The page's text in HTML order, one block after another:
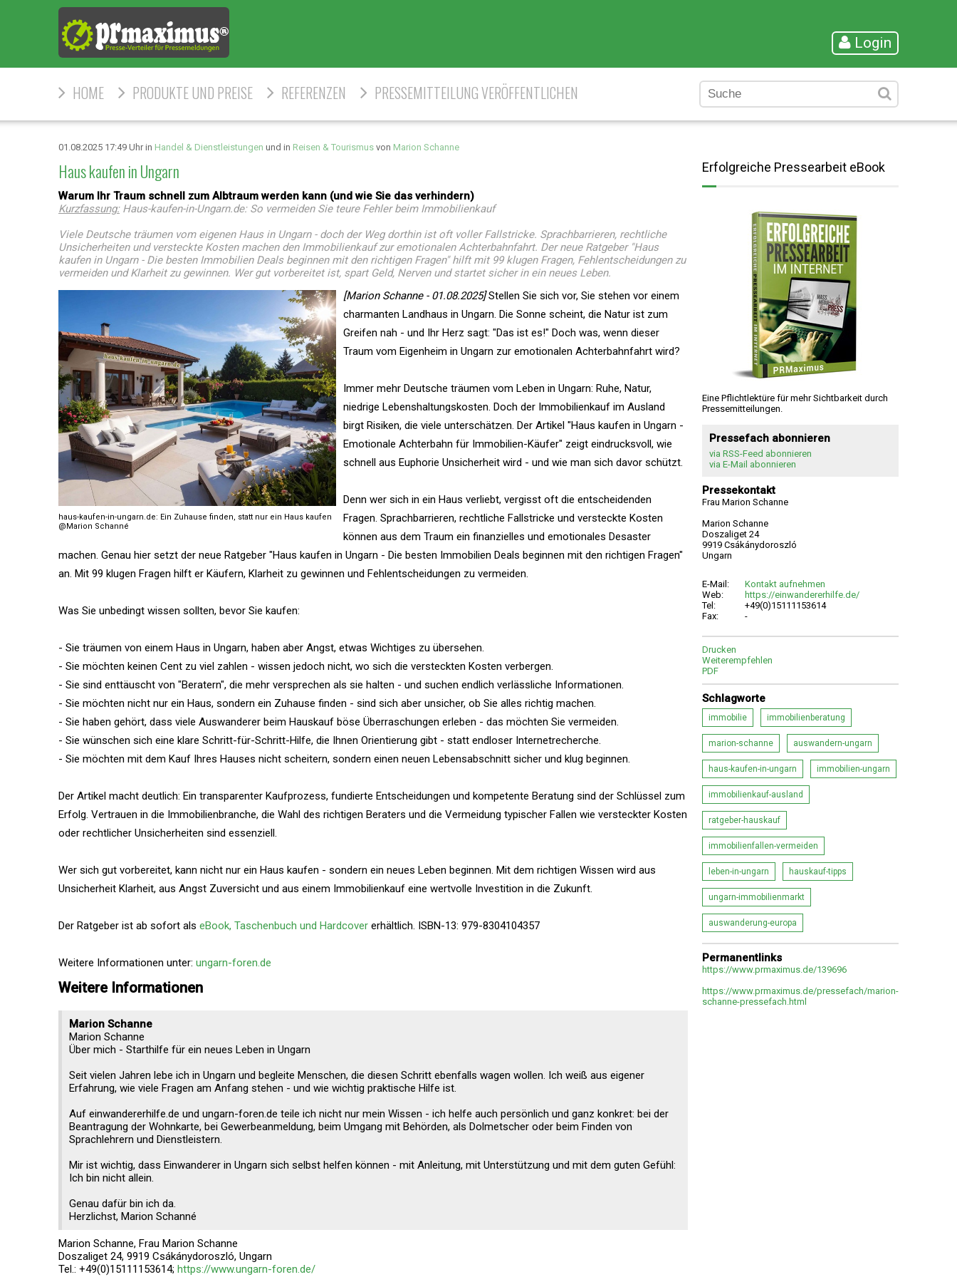
Login
HOME PRODUKTE UND PREISE REFERENZEN PRESSEMITTEILUNG VERÖFFENTLICHEN
01.08.2025 17:49 Uhr in Handel & Dienstleistungen und in Reisen & Tourismus von Marion Schanne
Haus kaufen in Ungarn
Warum Ihr Traum schnell zum Albtraum werden kann (und wie Sie das verhindern)
Kurzfassung:Haus-kaufen-in-Ungarn.de: So vermeiden Sie teure Fehler beim Immobilienkauf
Viele Deutsche träumen vom eigenen Haus in Ungarn - doch der Weg dorthin ist oft voller Fallstricke. Sprachbarrieren, rechtliche
Unsicherheiten und versteckte Kosten machen den Immobilienkauf zur emotionalen Achterbahnfahrt. Der neue Ratgeber "Haus
kaufen in Ungarn - Die besten Immobilien Deals beginnen mit den richtigen Fragen" hilft mit 99 klugen Fragen, Fehlentscheidungen zu
vermeiden und Klarheit zu gewinnen. Wer gut vorbereitet ist, spart Geld, Nerven und startet sicher in ein neues Leben.
haus-kaufen-in-ungarn.de: Ein Zuhause finden, statt nur ein Haus kaufen
@Marion Schanné
[Marion Schanne - 01.08.2025]Stellen Sie sich vor, Sie stehen vor einem
charmanten Landhaus in Ungarn. Die Sonne scheint, die Natur ist zum
Greifen nah - und Ihr Herz sagt: "Das ist es!" Doch was, wenn dieser
Traum vom Eigenheim in Ungarn zur emotionalen Achterbahnfahrt wird?
Immer mehr Deutsche träumen vom Leben in Ungarn: Ruhe, Natur,
niedrige Lebenshaltungskosten. Doch der Immobilienkauf im Ausland
birgt Risiken, die viele unterschätzen. Der Artikel "Haus kaufen in Ungarn -
Emotionale Achterbahn für Immobilien-Käufer" zeigt eindrucksvoll, wie
schnell aus Euphorie Unsicherheit wird - und wie man sich davor schützt.
Denn wer sich in ein Haus verliebt, vergisst oft die entscheidenden
Fragen. Sprachbarrieren, rechtliche Fallstricke und versteckte Kosten
können aus dem Traum ein finanzielles und emotionales Desaster
machen. Genau hier setzt der neue Ratgeber "Haus kaufen in Ungarn - Die besten Immobilien Deals beginnen mit den richtigen Fragen"
an. Mit 99 klugen Fragen hilft er Käufern, Klarheit zu gewinnen und Fehlentscheidungen zu vermeiden.
Was Sie unbedingt wissen sollten, bevor Sie kaufen:
- Sie träumen von einem Haus in Ungarn, haben aber Angst, etwas Wichtiges zu übersehen.
- Sie möchten keinen Cent zu viel zahlen - wissen jedoch nicht, wo sich die versteckten Kosten verbergen.
- Sie sind enttäuscht von "Beratern", die mehr versprechen als sie halten - und suchen endlich verlässliche Informationen.
- Sie möchten nicht nur ein Haus, sondern ein Zuhause finden - sind sich aber unsicher, ob Sie alles richtig machen.
- Sie haben gehört, dass viele Auswanderer beim Hauskauf böse Überraschungen erleben - das möchten Sie vermeiden.
- Sie wünschen sich eine klare Schritt-für-Schritt-Hilfe, die Ihnen Orientierung gibt - statt endloser Internetrecherche.
- Sie möchten mit dem Kauf Ihres Hauses nicht scheitern, sondern einen neuen Lebensabschnitt sicher und klug beginnen.
Der Artikel macht deutlich: Ein transparenter Kaufprozess, fundierte Entscheidungen und kompetente Beratung sind der Schlüssel zum
Erfolg. Vertrauen in die Immobilienbranche, die Wahl des richtigen Beraters und die Vermeidung typischer Fallen wie versteckter Kosten
oder rechtlicher Unsicherheiten sind essenziell.
Wer sich gut vorbereitet, kann nicht nur ein Haus kaufen - sondern ein neues Leben beginnen. Mit dem richtigen Wissen wird aus
Unsicherheit Klarheit, aus Angst Zuversicht und aus einem Immobilienkauf eine wertvolle Investition in die Zukunft.
Der Ratgeber ist ab sofort als eBook, Taschenbuch und Hardcover erhältlich. ISBN-13: ‎979-8304104357
Weitere Informationen unter: ungarn-foren.de
Weitere Informationen
Marion Schanne
Marion Schanne
Über mich - Starthilfe für ein neues Leben in Ungarn
Seit vielen Jahren lebe ich in Ungarn und begleite Menschen, die diesen Schritt ebenfalls wagen wollen. Ich weiß aus eigener
Erfahrung, wie viele Fragen am Anfang stehen - und wie wichtig praktische Hilfe ist.
Auf einwandererhilfe.de und ungarn-foren.de teile ich nicht nur mein Wissen - ich helfe auch persönlich und ganz konkret: bei der
Beantragung der Wohnkarte, bei Gewerbeanmeldung, beim Umgang mit Behörden, als Dolmetscher oder beim Finden von
Sprachlehrern und Dienstleistern.
Mir ist wichtig, dass Einwanderer in Ungarn sich selbst helfen können - mit Anleitung, mit Unterstützung und mit dem guten Gefühl:
Ich bin nicht allein.
Genau dafür bin ich da.
Herzlichst, Marion Schanné
Marion Schanne, Frau Marion Schanne
Doszaliget 24, 9919 Csákánydoroszló, Ungarn
Tel.: +49(0)15111153614; https://www.ungarn-foren.de/
Erfolgreiche Pressearbeit eBook
Eine Pflichtlektüre für mehr Sichtbarkeit durch
Pressemitteilungen.
Pressefach abonnieren
via RSS-Feed abonnieren
via E-Mail abonnieren
Pressekontakt
Frau Marion Schanne
Marion Schanne
Doszaliget 24
9919 Csákánydoroszló
Ungarn
E-Mail:
Kontakt aufnehmen
Web:
https://einwandererhilfe.de/
Tel:
+49(0)15111153614
Fax:
-
Drucken
Weiterempfehlen
PDF
Schlagworte
immobilie immobilienberatung
marion-schanne auswandern-ungarn
haus-kaufen-in-ungarn immobilien-ungarn
immobilienkauf-ausland
ratgeber-hauskauf
immobilienfallen-vermeiden
leben-in-ungarn hauskauf-tipps
ungarn-immobilienmarkt
auswanderung-europa
Permanentlinks
https://www.prmaximus.de/139696
https://www.prmaximus.de/pressefach/marion-
schanne-pressefach.html